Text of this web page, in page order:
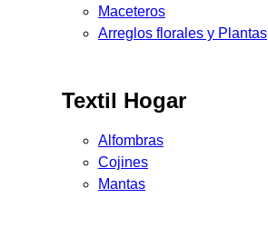
Maceteros
Arreglos florales y Plantas
Textil Hogar
Alfombras
Cojines
Mantas